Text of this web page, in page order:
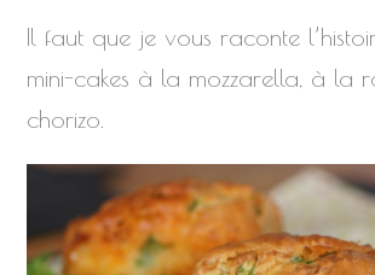
Il faut que je vous raconte
mini-cakes à la mozzarella, à la
chorizo.